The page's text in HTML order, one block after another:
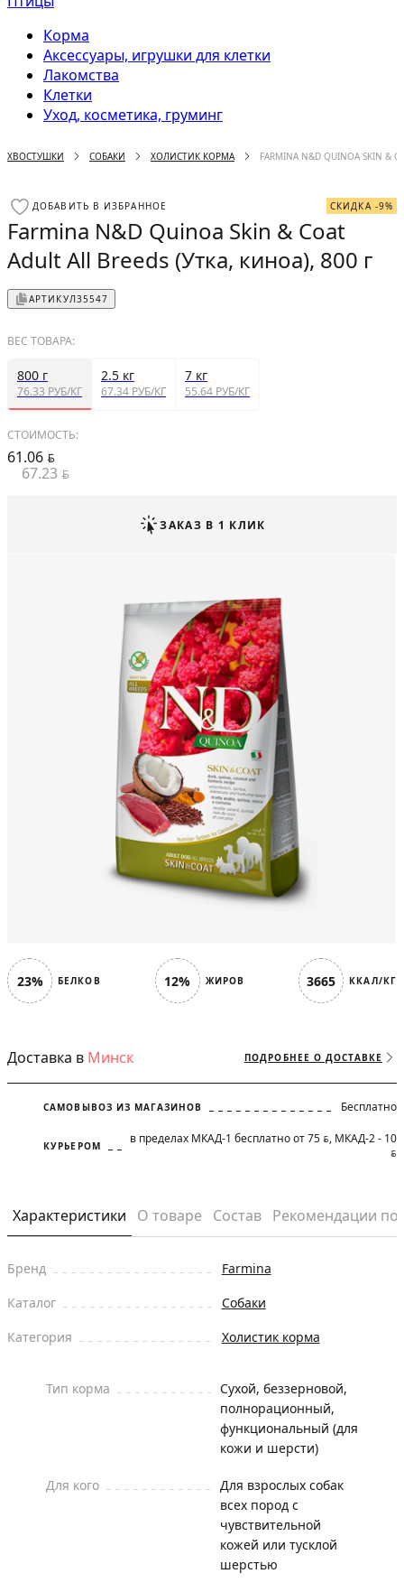
Корма
Аксессуары, игрушки для клетки
Лакомства
Клетки
Уход, косметика, груминг
ХВОСТУШКИ СОБАКИ ХОЛИСТИК КОРМА FARMINA N&D QUINOA SKIN &
23% БЕЛКОВ 12% ЖИРОВ 3665 ККАЛ/КГ
Доставка в Минск ПОДРОБНЕЕ О ДОСТАВКЕ
САМОВЫВОЗ ИЗ МАГАЗИНОВ Бесплатно
КУРЬЕРОМ в пределах МКАД-1 бесплатно от 75 BYN, МКАД-2 - 10
BYN
Характеристики О товаре Состав Рекомендации
Бренд
Farmina
Каталог
Собаки
Категория
Холистик корма
Тип корма
Сухой, беззерновой,
полнорационный,
функциональный (для
кожи и шерсти)
Для кого
Для взрослых собак
всех пород с
чувствительной
кожей или тусклой
шерстью
ДОБАВИТЬ В ИЗБРАННОЕ СКИДКА -9%
Farmina N&D Quinoa Skin & Coat
Adult All Breeds (Утка, киноа), 800 г
АРТИКУЛ35547
ВЕС ТОВАРА:
800 г
76.33 РУБ/КГ
2.5 кг
67.34 РУБ/КГ
7 кг
55.64 РУБ/КГ
СТОИМОСТЬ:
61.06 BYN
67.23 BYN
ЗАКАЗ В 1 КЛИК